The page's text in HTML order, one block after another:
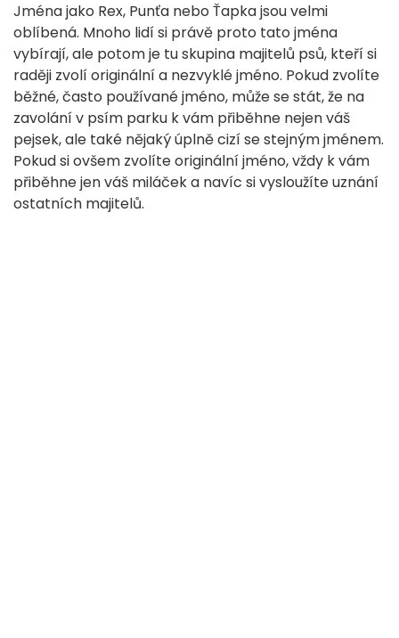
Jména jako Rex, Punťa nebo Ťapka jsou velmi
oblíbená. Mnoho lidí si právě proto tato jména
vybírají, ale potom je tu skupina majitelů psů, kteří si
raději zvolí originální a nezvyklé jméno. Pokud zvolíte
běžné, často používané jméno, může se stát, že na
zavolání v psím parku k vám přiběhne nejen váš
pejsek, ale také nějaký úplně cizí se stejným jménem.
Pokud si ovšem zvolíte originální jméno, vždy k vám
přiběhne jen váš miláček a navíc si vysloužíte uznání
ostatních majitelů.